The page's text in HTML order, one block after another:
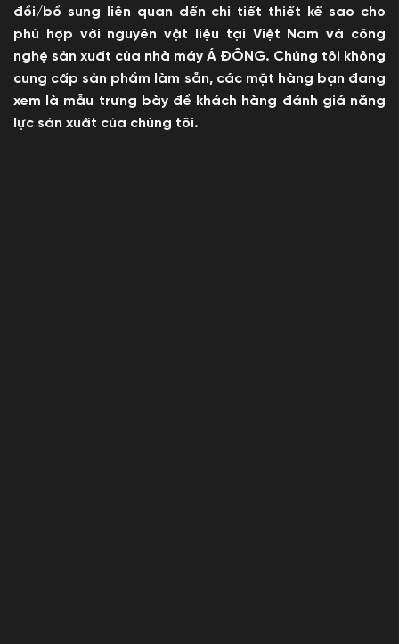
đổi/bổ sung liên quan dến chi tiết thiết kế sao cho
phù hợp với nguyên vật liệu tại Việt Nam và công
nghệ sản xuất của nhà máy Á ĐÔNG. Chúng tôi không
cung cấp sản phẩm làm sẵn, các mặt hàng bạn đang
xem là mẫu trưng bày để khách hàng đánh giá năng
lực sản xuất của chúng tôi.